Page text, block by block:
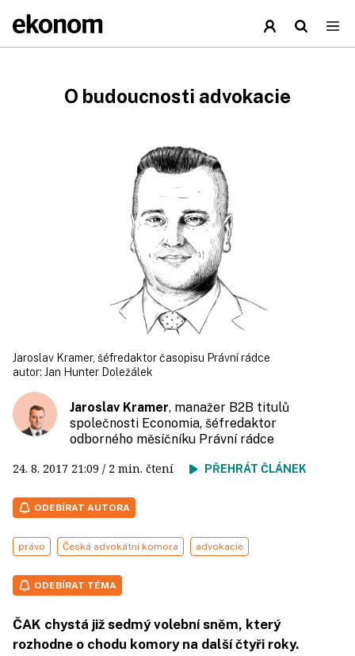
O budoucnosti advokacie
Jaroslav Kramer, šéfredaktor časopisu Právní rádce
autor: Jan Hunter Doležálek
Jaroslav Kramer, manažer B2B titulů
společnosti Economia, šéfredaktor
odborného měsíčníku Právní rádce
24. 8. 2017 21:09 / 2 min. čtení PŘEHRÁT ČLÁNEK
ODEBÍRAT AUTORA
právo Česká advokátní komora advokacie
ODEBÍRAT TÉMA
ČAK chystá již sedmý volební sněm, který
rozhodne o chodu komory na další čtyři roky.